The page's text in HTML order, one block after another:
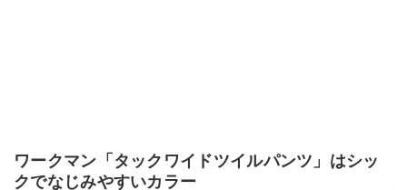
ワークマン「タックワイドツイルパンツ」はシッ
クでなじみやすいカラー